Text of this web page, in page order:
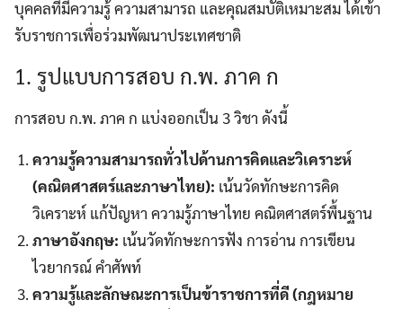
บุคคลที่มีความรู้ ความสามารถ และคุณสมบัติเหมาะสม ได้เข้า
รับราชการเพื่อร่วมพัฒนาประเทศชาติ
1. รูปแบบการสอบ ก.พ. ภาค ก
การสอบ ก.พ. ภาค ก แบ่งออกเป็น 3 วิชา ดังนี้
ความรู้ความสามารถทั่วไปด้านการคิดและวิเคราะห์
(คณิตศาสตร์และภาษาไทย): เน้นวัดทักษะการคิด
วิเคราะห์ แก้ปัญหา ความรู้ภาษาไทย คณิตศาสตร์พื้นฐาน
ภาษาอังกฤษ: เน้นวัดทักษะการฟัง การอ่าน การเขียน
ไวยากรณ์ คำศัพท์
ความรู้และลักษณะการเป็นข้าราชการที่ดี (กฎหมาย